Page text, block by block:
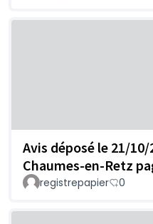
Avis déposé le 21/
Chaumes-en-Retz
registrepapier 0